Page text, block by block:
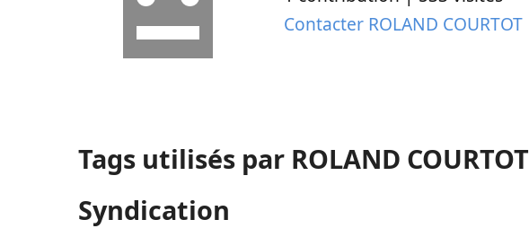
Contacter ROLAND COURTOT
Tags utilisés par ROLAND COURTOT
Syndication